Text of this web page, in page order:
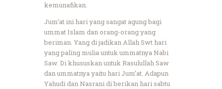
kemunafikan.
Jum’at ini hari yang sangat agung bagi
ummat Islam dan orang-orang yang
beriman. Yang di jadikan Allah Swt hari
yang paling mulia untuk ummatnya Nabi
Saw. Di khususkan untuk Rasulullah Saw
dan ummatnya yaitu hari Jum’at. Adapun
Yahudi dan Nasrani di berikan hari sabtu